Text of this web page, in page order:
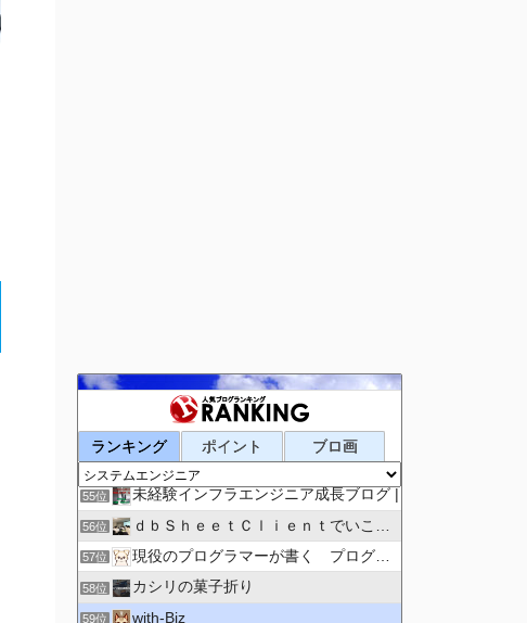
ランキング ポイント ブロ画
ヤマモトソフトのブログ
53位 システムってこんな感じ
54位 SHARE-OB | 私たちの脳を共有
55位 未経験インフラエンジニア成長ブログ |
56位 ｄｂＳｈｅｅｔＣｌｉｅｎｔでいこう。
57位 現役のプログラマーが書く プログラミング情報
58位 カシリの菓子折り
59位 with-Biz